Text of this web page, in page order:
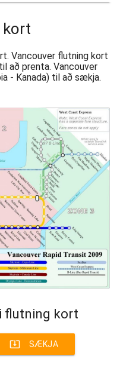
kort
Vancouver flutning kort
að prenta. Vancouver
- Kanada) til að sækja.
flutning kort
system_update_alt SÆKJA